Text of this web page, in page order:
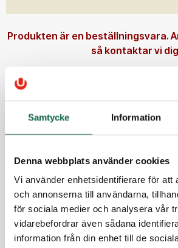
Samtycke Information
Denna webbplats använder cookies
Vi använder enhetsidentifierare för att
och annonserna till användarna,
för sociala medier och analysera vår
vidarebefordrar även sådana
information från din enhet till de
Produkten är en beställningsvara.
så kontaktar vi
E-post